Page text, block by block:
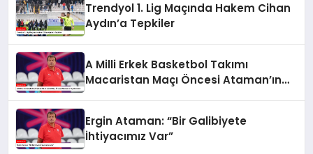
Trendyol 1. Lig Maçında Hakem Cihan
Aydın’a Tepkiler
A Milli Erkek Basketbol Takımı
Macaristan Maçı Öncesi Ataman’ın
Ergin Ataman: “Bir Galibiyete
İhtiyacımız Var”